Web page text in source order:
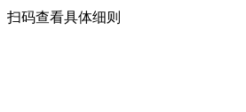
扫码查看具体细则